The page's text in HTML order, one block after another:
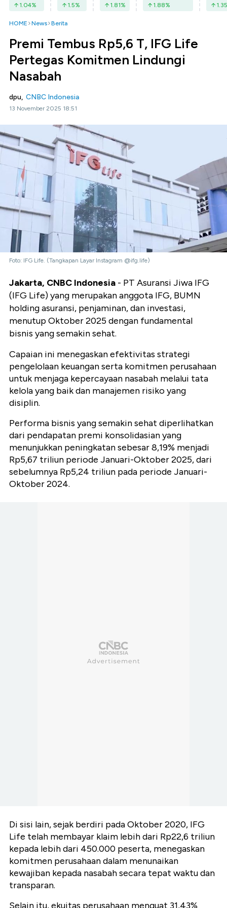
1.04% 1.5% 1.81% 1.88% 1.35
HOME News Berita
Premi Tembus Rp5,6 T, IFG Life
Pertegas Komitmen Lindungi
Nasabah
dpu, CNBC Indonesia
13 November 2025 18:51
Foto: IFG Life. (Tangkapan Layar Instagram @ifg.life)
Jakarta, CNBC Indonesia - PT Asuransi Jiwa IFG
(IFG Life) yang merupakan anggota IFG, BUMN
holding asuransi, penjaminan, dan investasi,
menutup Oktober 2025 dengan fundamental
bisnis yang semakin sehat.
Capaian ini menegaskan efektivitas strategi
pengelolaan keuangan serta komitmen perusahaan
untuk menjaga kepercayaan nasabah melalui tata
kelola yang baik dan manajemen risiko yang
disiplin.
Performa bisnis yang semakin sehat diperlihatkan
dari pendapatan premi konsolidasian yang
menunjukkan peningkatan sebesar 8,19% menjadi
Rp5,67 triliun periode Januari-Oktober 2025, dari
sebelumnya Rp5,24 triliun pada periode Januari-
Oktober 2024.
Di sisi lain, sejak berdiri pada Oktober 2020, IFG
Life telah membayar klaim lebih dari Rp22,6 triliun
kepada lebih dari 450.000 peserta, menegaskan
komitmen perusahaan dalam menunaikan
kewajiban kepada nasabah secara tepat waktu dan
transparan.
Selain itu, ekuitas perusahaan menguat 31,43%